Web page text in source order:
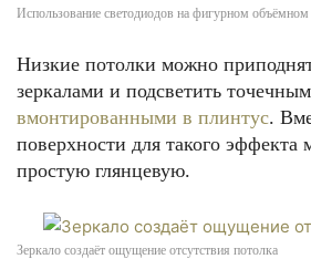
Использование светодиодов на фигурном объёмном
Низкие потолки можно
зеркалами и подсветить
вмонтированными в плинтус.
поверхности для такого эффекта
простую глянцевую.
Зеркало создаёт ощущение отсутствия потолка